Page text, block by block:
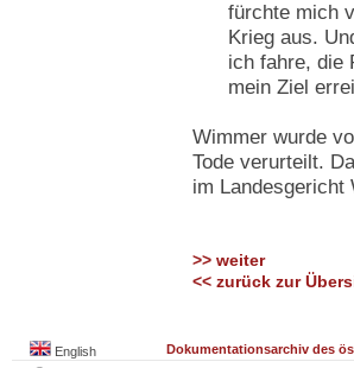
fürchte mich
Krieg aus.
ich fahre, die
mein Ziel
Wimmer wurde
Tode verurteilt.
im Landesgericht
>> weiter
<< zurück zur
English Dokumentationsarchiv des